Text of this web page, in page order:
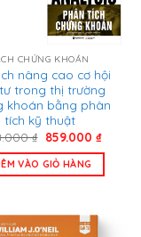
CHỨNG KHOÁN
nâng cao cơ hội
trong thị trường
khoán bằng phân
tích kỹ thuật
₫ Giá
là:
1.158.000 ₫.
859.000 ₫Giá
tại
VÀO GIỎ HÀNG